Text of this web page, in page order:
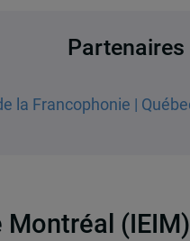
Partenaires
Montréal (IEIM)